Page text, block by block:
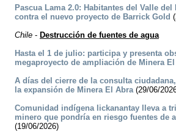
Pascua Lama 2.0: Habitantes del Valle
contra el nuevo proyecto de Barrick Gold
Chile - Destrucción de fuentes de agua
Hasta el 1 de julio: participa y presenta
megaproyecto de ampliación de Minera
A días del cierre de la consulta
la expansión de Minera El Abra(29/06/
Comunidad indígena lickanantay lleva a
minero que pondría en riesgo fuentes de
(19/06/2026)